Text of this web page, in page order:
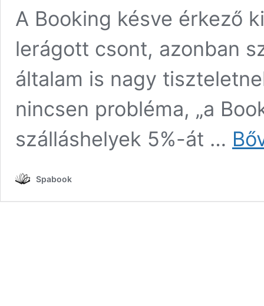
A Booking késve érkező
lerágott csont, azonban
általam is nagy
nincsen probléma, „a
szálláshelyek 5%-át …
Spabook